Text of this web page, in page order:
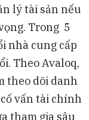
lý tài sản nếu
Trong 5
nhà cung cấp
Theo Avaloq,
theo dõi danh
vấn tài chính
tham gia sâu